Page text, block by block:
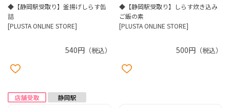
◆【静岡駅受取り】釜揚げしらす缶
詰
[PLUSTA ONLINE STORE]
540円（税込）
◆【静岡駅受取り】しらす炊き込み
ご飯の素
[PLUSTA ONLINE STORE]
500円 （税込）